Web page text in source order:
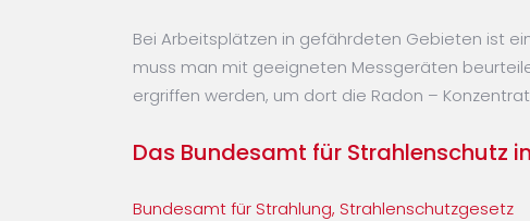
Bei Arbeitsplätzen in gefährdeten Gebieten ist
muss man mit geeigneten Messgeräten
ergriffen werden, um dort die Radon –
Das Bundesamt für Strahlenschutz
Bundesamt für Strahlung, Strahlenschutzgesetz